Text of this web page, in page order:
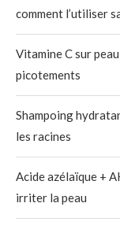
comment l’utiliser
Vitamine C sur
picotements
Shampoing
les racines
Acide azélaïque +
irriter la peau